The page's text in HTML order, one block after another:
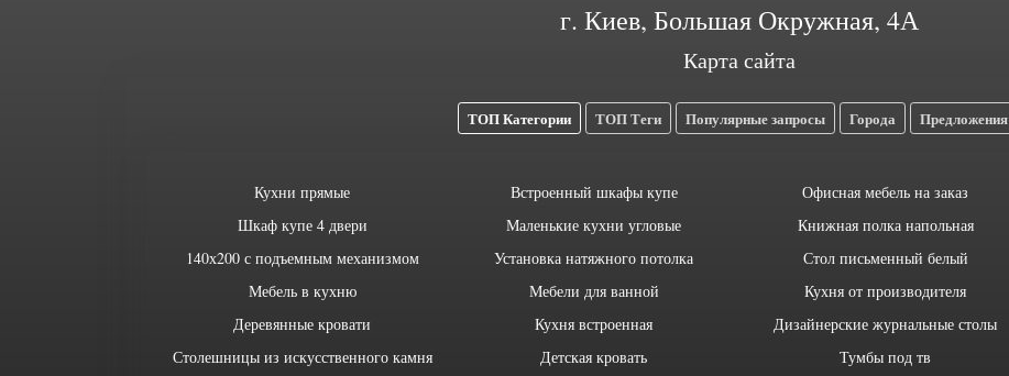
г. Киев, Большая Окружная, 4А
Карта сайта
ТОП Категории ТОП Теги Популярные запросы Города Предложения
Кухни прямые
Шкаф купе 4 двери
140х200 с подъемным механизмом
Мебель в кухню
Деревянные кровати
Столешницы из искусственного камня
Встроенный шкафы купе
Маленькие кухни угловые
Установка натяжного потолка
Мебели для ванной
Кухня встроенная
Детская кровать
Офисная мебель на заказ
Книжная полка напольная
Стол письменный белый
Кухня от производителя
Дизайнерские журнальные столы
Тумбы под тв